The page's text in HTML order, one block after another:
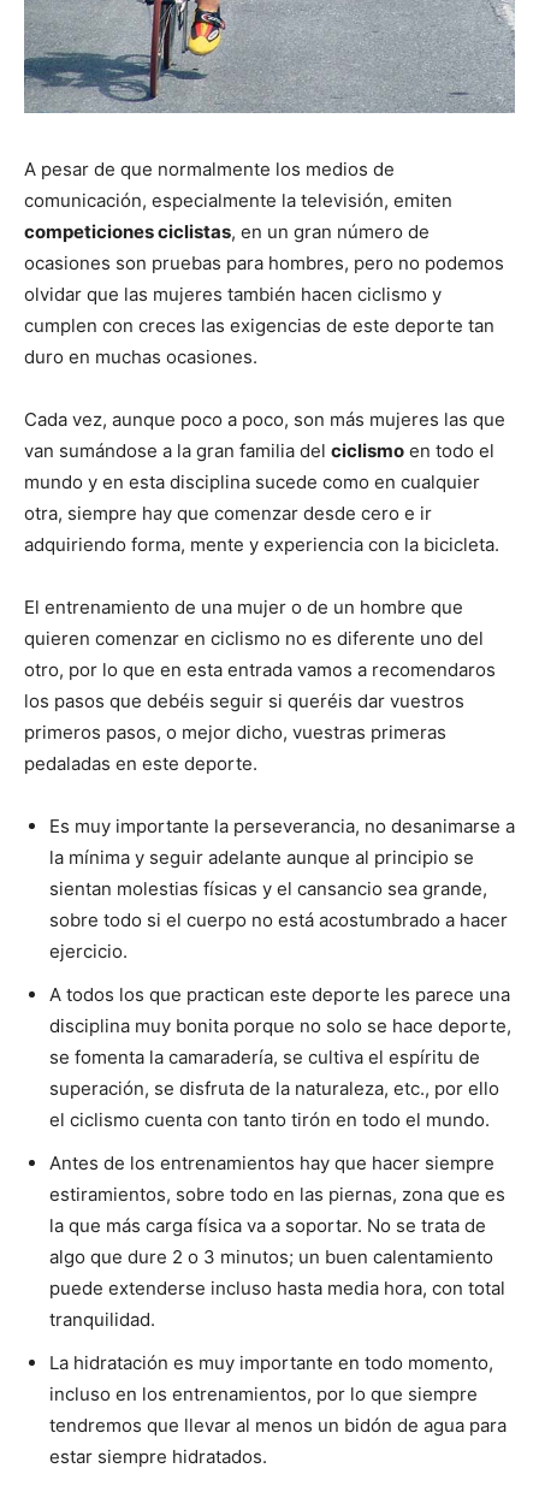
A pesar de que normalmente los medios de
comunicación, especialmente la televisión, emiten
competiciones ciclistas, en un gran número de
ocasiones son pruebas para hombres, pero no podemos
olvidar que las mujeres también hacen ciclismo y
cumplen con creces las exigencias de este deporte tan
duro en muchas ocasiones.
Cada vez, aunque poco a poco, son más mujeres las que
van sumándose a la gran familia del ciclismo en todo el
mundo y en esta disciplina sucede como en cualquier
otra, siempre hay que comenzar desde cero e ir
adquiriendo forma, mente y experiencia con la bicicleta.
El entrenamiento de una mujer o de un hombre que
quieren comenzar en ciclismo no es diferente uno del
otro, por lo que en esta entrada vamos a recomendaros
los pasos que debéis seguir si queréis dar vuestros
primeros pasos, o mejor dicho, vuestras primeras
pedaladas en este deporte.
Es muy importante la perseverancia, no desanimarse a
la mínima y seguir adelante aunque al principio se
sientan molestias físicas y el cansancio sea grande,
sobre todo si el cuerpo no está acostumbrado a hacer
ejercicio.
A todos los que practican este deporte les parece una
disciplina muy bonita porque no solo se hace deporte,
se fomenta la camaradería, se cultiva el espíritu de
superación, se disfruta de la naturaleza, etc., por ello
el ciclismo cuenta con tanto tirón en todo el mundo.
Antes de los entrenamientos hay que hacer siempre
estiramientos, sobre todo en las piernas, zona que es
la que más carga física va a soportar. No se trata de
algo que dure 2 o 3 minutos; un buen calentamiento
puede extenderse incluso hasta media hora, con total
tranquilidad.
La hidratación es muy importante en todo momento,
incluso en los entrenamientos, por lo que siempre
tendremos que llevar al menos un bidón de agua para
estar siempre hidratados.